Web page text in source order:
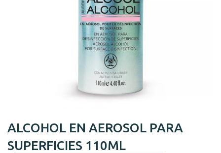
ALCOHOL EN AEROSOL PARA
SUPERFICIES 110ML